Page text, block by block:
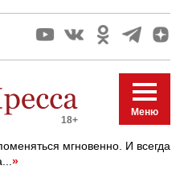
18+
Меню
мгновенно. И всегда
»